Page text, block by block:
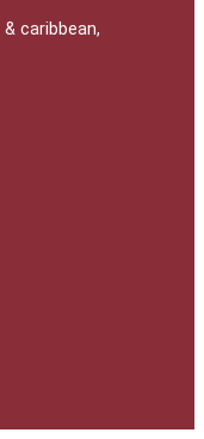
caribbean,